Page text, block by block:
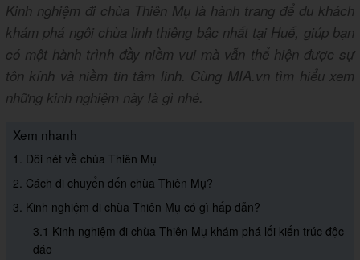
Kinh nghiệm đi chùa Thiên Mụ là hành trang để du khách
khám phá ngôi chùa linh thiêng bậc nhất tại Huế, giúp bạn
có một hành trình đầy niềm vui mà vẫn thể hiện được sự
tôn kính và niềm tin tâm linh. Cùng MIA.vn tìm hiểu xem
những kinh nghiệm này là gì nhé.
Xem nhanh
1. Đôi nét về chùa Thiên Mụ
2. Cách di chuyển đến chùa Thiên Mụ?
3. Kinh nghiệm đi chùa Thiên Mụ có gì hấp dẫn?
3.1 Kinh nghiệm đi chùa Thiên Mụ khám phá lối kiến trúc độc
đáo